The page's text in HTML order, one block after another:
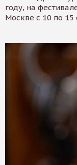
году, на
Москве с 10 по 15